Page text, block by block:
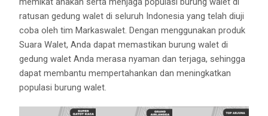
ratusan gedung walet di seluruh Indonesia yang telah diuji
coba oleh tim Markaswalet. Dengan menggunakan produk
Suara Walet, Anda dapat memastikan burung walet di
gedung walet Anda merasa nyaman dan terjaga, sehingga
dapat membantu mempertahankan dan meningkatkan
populasi burung walet.